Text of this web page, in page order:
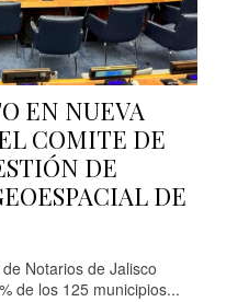
EN NUEVA
COMITE DE
DE
DE
Notarios de Jalisco
de los 125 municipios...